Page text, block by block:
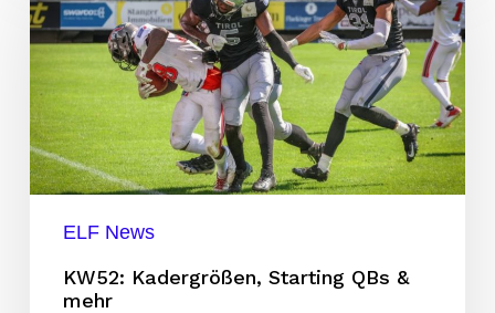
Starting
mehr
ELF News
KW52: Kadergrößen, Starting QBs &
mehr